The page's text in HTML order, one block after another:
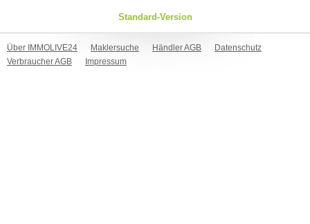
Standard-Version
Über IMMOLIVE24 Maklersuche Händler AGB
Datenschutz
Verbraucher AGB
Impressum